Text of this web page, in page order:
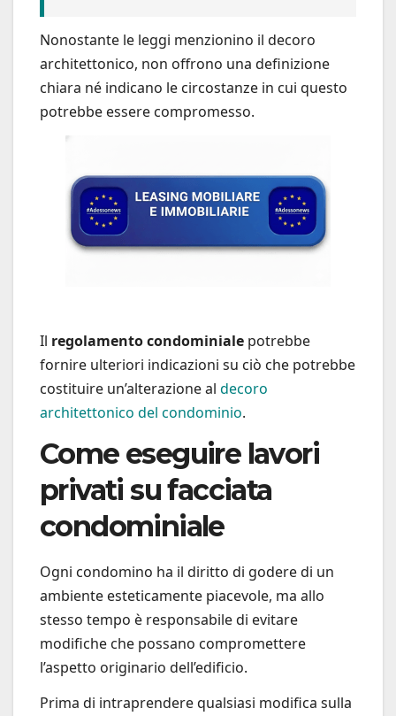
Nonostante le leggi menzionino il decoro
architettonico, non offrono una definizione
chiara né indicano le circostanze in cui questo
potrebbe essere compromesso.
Il regolamento condominiale potrebbe
fornire ulteriori indicazioni su ciò che potrebbe
costituire un’alterazione al decoro
architettonico del condominio.
Come eseguire lavori
privati su facciata
condominiale
Ogni condomino ha il diritto di godere di un
ambiente esteticamente piacevole, ma allo
stesso tempo è responsabile di evitare
modifiche che possano compromettere
l’aspetto originario dell’edificio.
Prima di intraprendere qualsiasi modifica sulla